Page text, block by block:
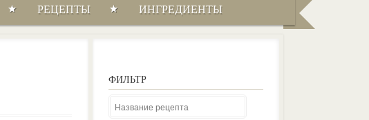
РЕЦЕПТЫ ИНГРЕДИЕНТЫ
ФИЛЬТР